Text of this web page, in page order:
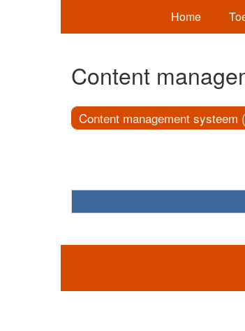
Home
Content
Content management systeem